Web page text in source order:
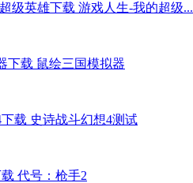
游戏人生-我的超级...
鼠绘三国模拟器
史诗战斗幻想4测试
代号：枪手2